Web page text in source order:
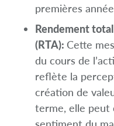
premières
Rendement
(RTA): Cette
du cours de
reflète la
création de
terme, elle peut